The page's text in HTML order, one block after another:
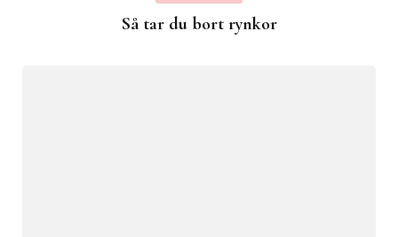
Så tar du bort rynkor